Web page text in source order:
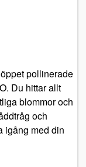
pollinerade
Du hittar allt
blommor och
och
igång med din